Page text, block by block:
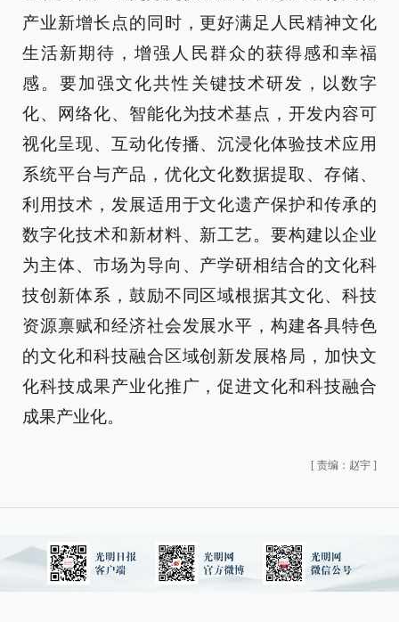
产业新增长点的同时，更好满足人民精神文化
生活新期待，增强人民群众的获得感和幸福
感。要加强文化共性关键技术研发，以数字
化、网络化、智能化为技术基点，开发内容可
视化呈现、互动化传播、沉浸化体验技术应用
系统平台与产品，优化文化数据提取、存储、
利用技术，发展适用于文化遗产保护和传承的
数字化技术和新材料、新工艺。要构建以企业
为主体、市场为导向、产学研相结合的文化科
技创新体系，鼓励不同区域根据其文化、科技
资源禀赋和经济社会发展水平，构建各具特色
的文化和科技融合区域创新发展格局，加快文
化科技成果产业化推广，促进文化和科技融合
成果产业化。
[ 责编：赵宇 ]